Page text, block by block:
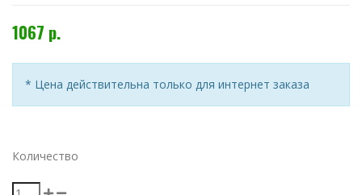
1067 р.
* Цена действительна только для интернет заказа
Количество